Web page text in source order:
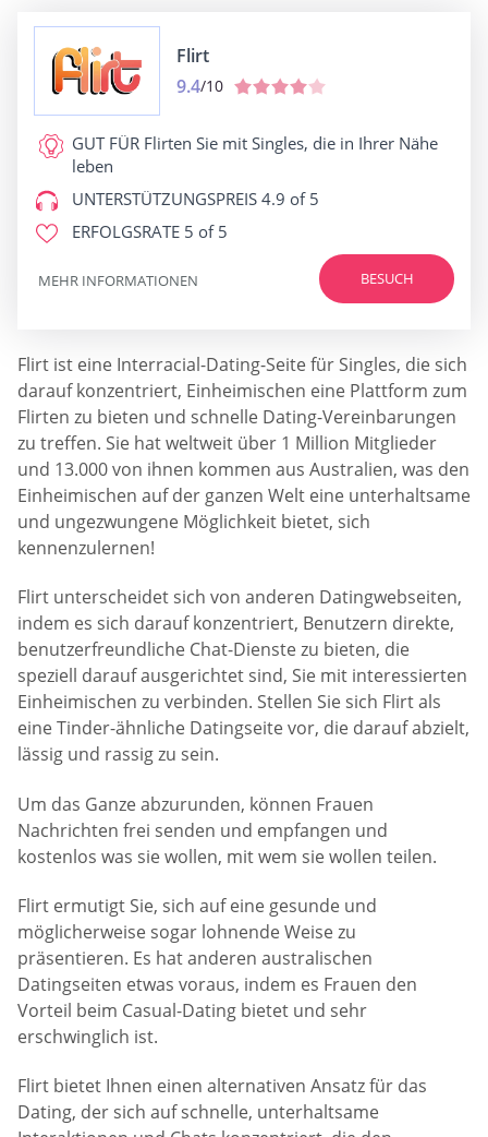
Flirt
9.4/10
GUT FÜR Flirten Sie mit Singles, die in Ihrer Nähe
leben
UNTERSTÜTZUNGSPREIS 4.9 of 5
ERFOLGSRATE 5 of 5
BESUCH
MEHR INFORMATIONEN
Flirt ist eine Interracial-Dating-Seite für Singles, die sich
darauf konzentriert, Einheimischen eine Plattform zum
Flirten zu bieten und schnelle Dating-Vereinbarungen
zu treffen. Sie hat weltweit über 1 Million Mitglieder
und 13.000 von ihnen kommen aus Australien, was den
Einheimischen auf der ganzen Welt eine unterhaltsame
und ungezwungene Möglichkeit bietet, sich
kennenzulernen!
Flirt unterscheidet sich von anderen Datingwebseiten,
indem es sich darauf konzentriert, Benutzern direkte,
benutzerfreundliche Chat-Dienste zu bieten, die
speziell darauf ausgerichtet sind, Sie mit interessierten
Einheimischen zu verbinden. Stellen Sie sich Flirt als
eine Tinder-ähnliche Datingseite vor, die darauf abzielt,
lässig und rassig zu sein.
Um das Ganze abzurunden, können Frauen
Nachrichten frei senden und empfangen und
kostenlos was sie wollen, mit wem sie wollen teilen.
Flirt ermutigt Sie, sich auf eine gesunde und
möglicherweise sogar lohnende Weise zu
präsentieren. Es hat anderen australischen
Datingseiten etwas voraus, indem es Frauen den
Vorteil beim Casual-Dating bietet und sehr
erschwinglich ist.
Flirt bietet Ihnen einen alternativen Ansatz für das
Dating, der sich auf schnelle, unterhaltsame